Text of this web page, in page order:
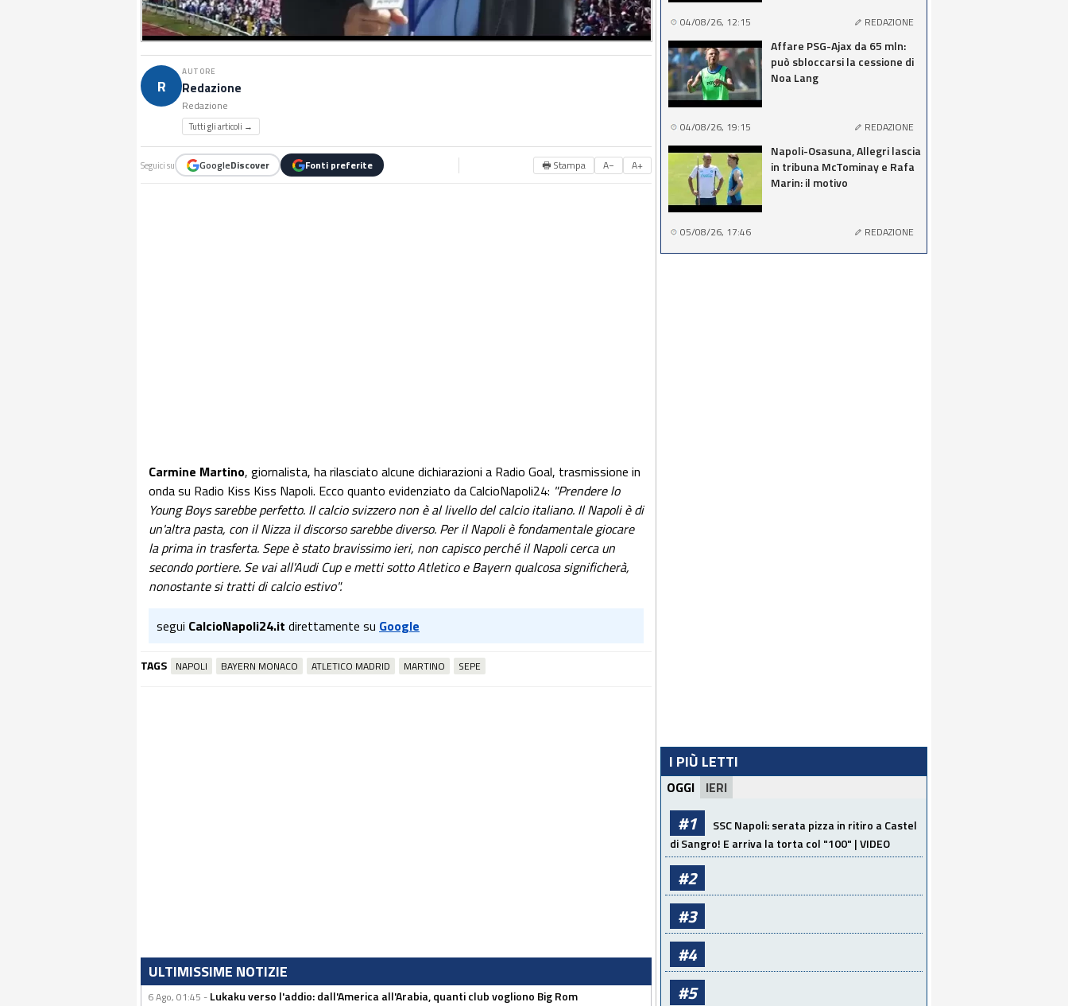
R
AUTORE
Redazione
Redazione
Tutti gli articoli →
Seguici su GoogleDiscover Fonti preferite 🖶 Stampa A− A+
Carmine Martino, giornalista, ha rilasciato alcune dichiarazioni a Radio Goal, trasmissione in
onda su Radio Kiss Kiss Napoli. Ecco quanto evidenziato da CalcioNapoli24: "Prendere lo
Young Boys sarebbe perfetto. Il calcio svizzero non è al livello del calcio italiano. Il Napoli è di
un'altra pasta, con il Nizza il discorso sarebbe diverso. Per il Napoli è fondamentale giocare
la prima in trasferta. Sepe è stato bravissimo ieri, non capisco perché il Napoli cerca un
secondo portiere. Se vai all'Audi Cup e metti sotto Atletico e Bayern qualcosa significherà,
nonostante si tratti di calcio estivo".
segui CalcioNapoli24.it direttamente su Google
TAGS NAPOLI BAYERN MONACO ATLETICO MADRID MARTINO SEPE
ULTIMISSIME NOTIZIE
6 Ago, 01:45 - Lukaku verso l'addio: dall'America all'Arabia, quanti club vogliono Big Rom
04/08/26, 12:15 REDAZIONE
Affare PSG-Ajax da 65 mln:
può sbloccarsi la cessione di
Noa Lang
04/08/26, 19:15 REDAZIONE
Napoli-Osasuna, Allegri lascia
in tribuna McTominay e Rafa
Marin: il motivo
05/08/26, 17:46 REDAZIONE
I PIÙ LETTI
OGGI IERI
#1
SSC Napoli: serata pizza in ritiro a Castel
di Sangro! E arriva la torta col "100" | VIDEO
#2
#3
#4
#5